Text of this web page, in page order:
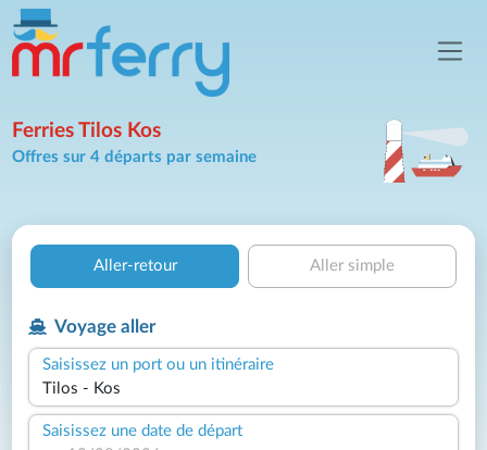
Ferries Tilos Kos
Offres sur 4 départs par semaine
Aller-retour Aller simple
Voyage aller
Saisissez un port ou un itinéraire
Saisissez une date de départ